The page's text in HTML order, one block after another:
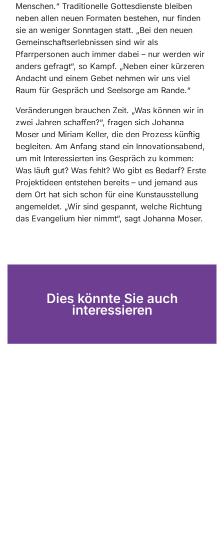
­Menschen.“ Traditionelle Gottesdienste bleiben
neben allen neuen Formaten bestehen, nur finden
sie an weniger Sonntagen statt. „Bei den neuen
Gemeinschaftserlebnissen sind wir als
Pfarrpersonen auch immer dabei – nur werden wir
­anders gefragt“, so Kampf. „Neben einer kürzeren
Andacht und einem Gebet nehmen wir uns viel
Raum für Gespräch und Seelsorge am Rande.“
Veränderungen brauchen Zeit. „Was können wir in
zwei Jahren schaffen?“, fragen sich Johanna
Moser und Miriam Keller, die den Prozess künftig
begleiten. Am Anfang stand ein Innovationsabend,
um mit Interessierten ins Gespräch zu kommen:
Was läuft gut? Was fehlt? Wo gibt es Bedarf? Erste
Projektideen entstehen bereits – und jemand aus
dem Ort hat sich schon für eine Kunstausstellung
angemeldet. „Wir sind gespannt, welche Richtung
das Evangelium hier nimmt“, sagt Johanna Moser.
Dies könnte Sie auch
interessieren